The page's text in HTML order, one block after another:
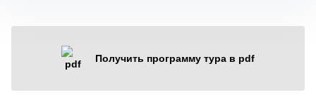
Получить программу тура в pdf